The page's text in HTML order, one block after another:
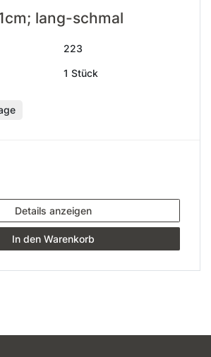
lang-schmal
223
1 Stück
Details anzeigen
In den Warenkorb